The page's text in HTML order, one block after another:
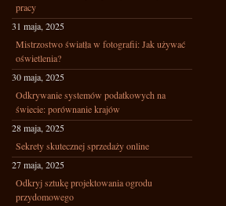
pracy
31 maja, 2025
Mistrzostwo światła w fotografii: Jak używać
oświetlenia?
30 maja, 2025
Odkrywanie systemów podatkowych na
świecie: porównanie krajów
28 maja, 2025
Sekrety skutecznej sprzedaży online
27 maja, 2025
Odkryj sztukę projektowania ogrodu
przydomowego